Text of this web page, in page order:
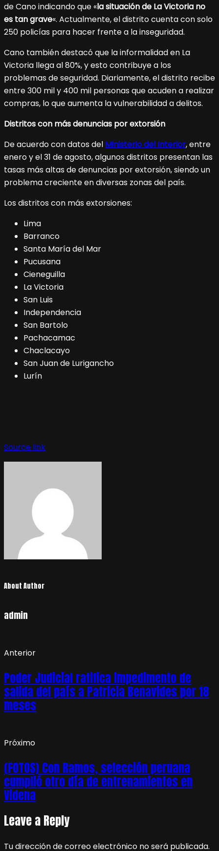
de Cano indicando que «la situación de La Victoria no
es tan grave«. Actualmente, el distrito cuenta con solo
250 policías para hacer frente a la inseguridad.
Cano también destacó que la informalidad en La
Victoria llega al 80%, y esto contribuye a los
problemas de seguridad. Diariamente, el distrito recibe
entre 300 mil y 400 mil personas que acuden a realizar
compras, lo que aumenta la vulnerabilidad a delitos.
Distritos con más denuncias por extorsión
De acuerdo con datos del Ministerio del Interior, entre
enero y el 31 de agosto, algunos distritos presentan las
tasas más altas de denuncias por extorsión, siendo un
problema creciente en diversas zonas del país.
Los distritos con más extorsiones:
Lima
Barranco
Santa María del Mar
Pucusana
Cieneguilla
La Victoria
San Luis
Independencia
San Bartolo
Pachacamac
Chaclacayo
San Juan de Lurigancho
Lurín
Source link
About Author
admin
Anterior
Poder Judicial ratifica impedimento de
salida del país a Patricia Benavides por 18
meses
Próximo
(FOTOS) Con Ramos, selección peruana
cumplió otro día de entrenamientos en
Videna
Leave a Reply
Tu dirección de correo electrónico no será publicada.